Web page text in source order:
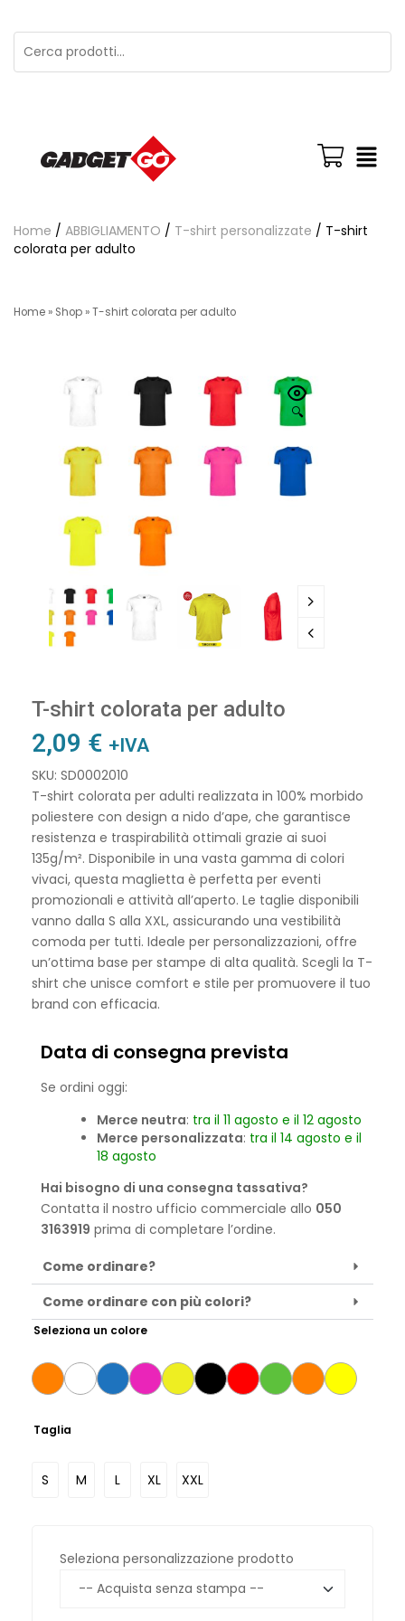
Home / ABBIGLIAMENTO / T-shirt personalizzate / T-shirt
colorata per adulto
Home » Shop »T-shirt colorata per adulto
🔍
T-shirt colorata per adulto
2,09 € +IVA
SKU: SD0002010
T-shirt colorata per adulti realizzata in 100% morbido
poliestere con design a nido d’ape, che garantisce
resistenza e traspirabilità ottimali grazie ai suoi
135g/m². Disponibile in una vasta gamma di colori
vivaci, questa maglietta è perfetta per eventi
promozionali e attività all’aperto. Le taglie disponibili
vanno dalla S alla XXL, assicurando una vestibilità
comoda per tutti. Ideale per personalizzazioni, offre
un’ottima base per stampe di alta qualità. Scegli la T-
shirt che unisce comfort e stile per promuovere il tuo
brand con efficacia.
Data di consegna prevista
Se ordini oggi:
Merce neutra: tra il 11 agosto e il 12 agosto
Merce personalizzata: tra il 14 agosto e il
18 agosto
Hai bisogno di una consegna tassativa?
Contatta il nostro ufficio commerciale allo 050
3163919 prima di completare l’ordine.
Come ordinare?
Come ordinare con più colori?
Seleziona un colore
Taglia
S M L XL XXL
Seleziona personalizzazione prodotto